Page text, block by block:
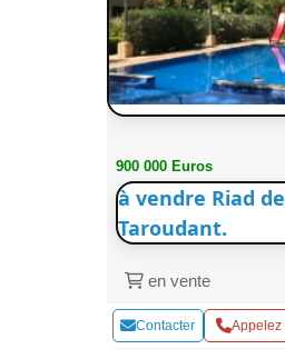
900 000 Euros
à vendre Riad
Taroudant.
en vente
Contacter Appelez